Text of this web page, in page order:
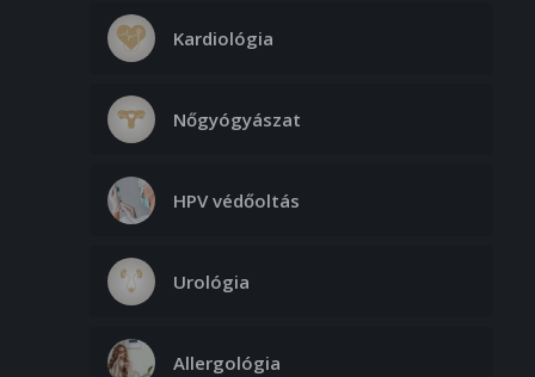
Kardiológia
Nőgyógyászat
HPV védőoltás
Urológia
Allergológia